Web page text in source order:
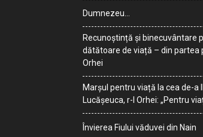
Dumnezeu…
Recunoștință și binecuvântare
dătătoare de viață – din partea
Orhei
Marșul pentru viață la cea de-a
Lucășeuca, r-l Orhei: „Pentru
Învierea Fiului văduvei din Nain